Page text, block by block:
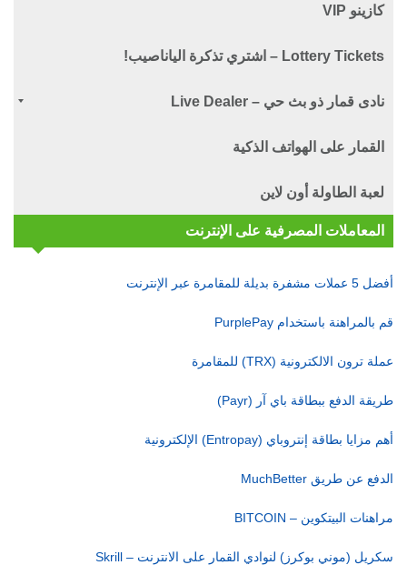
كازينو VIP
Lottery Tickets – اشتري تذكرة الياناصيب!
نادى قمار ذو بث حي – Live Dealer
القمار على الهواتف الذكية
لعبة الطاولة أون لاين
المعاملات المصرفية على الإنترنت
أفضل 5 عملات مشفرة بديلة للمقامرة عبر الإنترنت
قم بالمراهنة باستخدام PurplePay
عملة ترون الالكترونية (TRX) للمقامرة
طريقة الدفع ببطاقة باي آر (Payr)
أهم مزايا بطاقة إنتروباي (Entropay) الإلكترونية
الدفع عن طريق MuchBetter
مراهنات البيتكوين – BITCOIN
سكريل (موني بوكرز) لنوادي القمار على الانترنت – Skrill